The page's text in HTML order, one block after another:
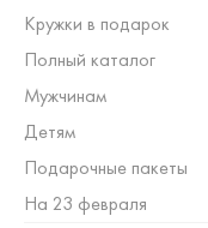
Кружки в подарок
Полный каталог
Мужчинам
Детям
Подарочные пакеты
На 23 февраля